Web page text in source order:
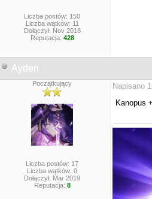
Liczba postów: 150
Liczba wątków: 11
Dołączył: Nov 2018
Reputacja: 428
Ayden
Początkujący
Liczba postów: 17
Liczba wątków: 0
Dołączył: Mar 2019
Reputacja: 8
Napisano
Kanopus